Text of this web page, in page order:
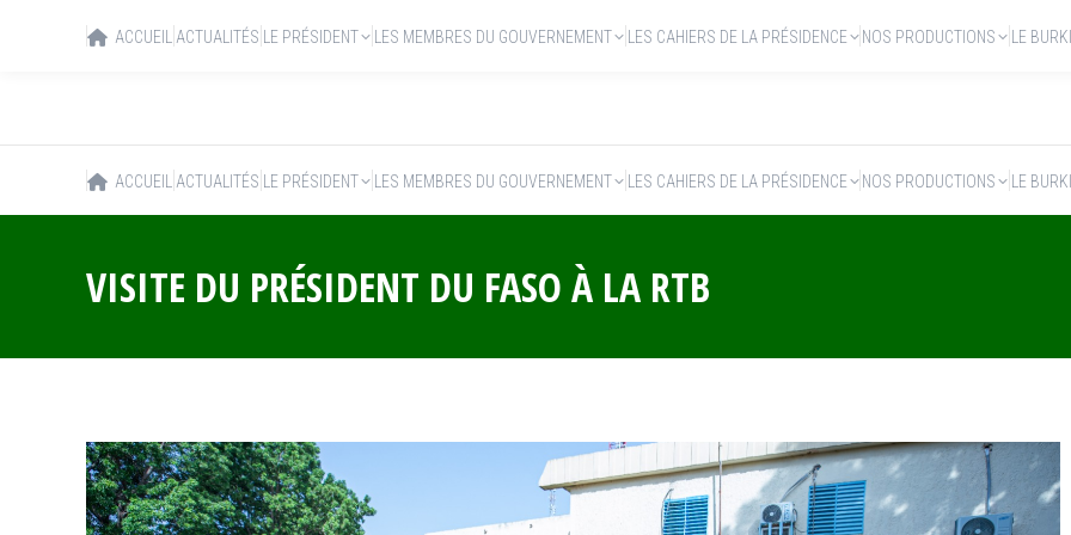
ACCUEIL ACTUALITÉS LE PRÉSIDENT LES MEMBRES DU GOUVERNEMENT LES CAHIERS DE LA PRÉSIDENCE NOS PRODUCTIONS LE
VISITE DU PRÉSIDENT DU FASO À LA RTB
ACCUEIL ACTUALITÉS LE PRÉSIDENT LES MEMBRES DU GOUVERNEMENT LES CAHIERS DE LA PRÉSIDENCE NOS PRODUCTIONS LE